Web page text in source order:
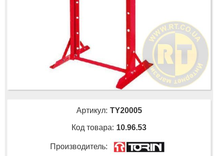
Артикул: TY20005
Код товара: 10.96.53
Производитель: